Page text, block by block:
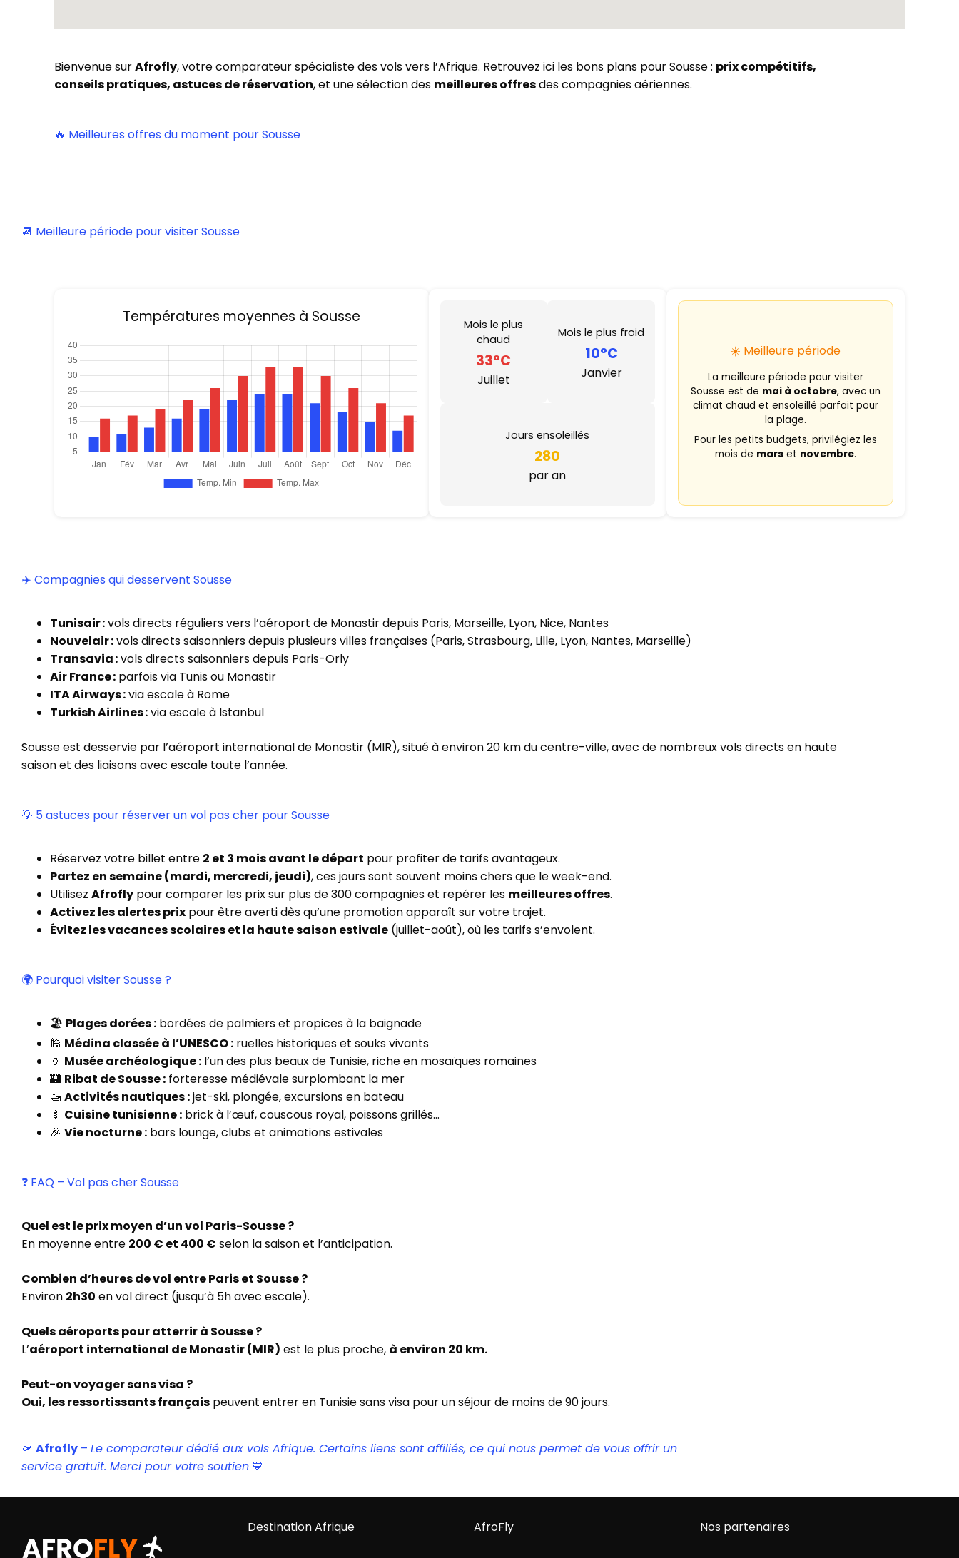
Bienvenue surAfrofly, votre comparateur spécialiste des vols vers l’Afrique. Retrouvez ici les bons plans pour Sousse : prix compétitifs,
conseils pratiques, astuces de réservation, et une sélection des meilleures offresdes compagnies aériennes.
🔥 Meilleures offres du moment pour Sousse
📆 Meilleure période pour visiter Sousse
Températures moyennes à Sousse
Mois le plus
chaud
33°C
Juillet
Mois le plus froid
10°C
Janvier
Jours ensoleillés
280
par an
☀️ Meilleure période
La meilleure période pour visiter
Sousse est de mai à octobre, avec un
climat chaud et ensoleillé parfait pour
la plage.
Pour les petits budgets, privilégiez les
mois de marset novembre.
✈️ Compagnies qui desservent Sousse
Tunisair :vols directs réguliers vers l’aéroport de Monastir depuis Paris, Marseille, Lyon, Nice, Nantes
Nouvelair :vols directs saisonniers depuis plusieurs villes françaises (Paris, Strasbourg, Lille, Lyon, Nantes, Marseille)
Transavia :vols directs saisonniers depuis Paris-Orly
Air France : parfois via Tunis ou Monastir
ITA Airways :via escale à Rome
Turkish Airlines :via escale à Istanbul
Sousse est desservie par l’aéroport international de Monastir (MIR), situé à environ 20 km du centre-ville, avec de nombreux vols directs en haute
saison et des liaisons avec escale toute l’année.
💡 5 astuces pour réserver un vol pas cher pour Sousse
Réservez votre billet entre 2 et 3 mois avant le départ pour profiter de tarifs avantageux.
Partez en semaine (mardi, mercredi, jeudi), ces jours sont souvent moins chers que le week-end.
Utilisez Afrofly pour comparer les prix sur plus de 300 compagnies et repérer les meilleures offres.
Activez les alertes prix pour être averti dès qu’une promotion apparaît sur votre trajet.
Évitez les vacances scolaires et la haute saison estivale (juillet-août), où les tarifs s’envolent.
🌍 Pourquoi visiter Sousse ?
🏖️ Plages dorées : bordées de palmiers et propices à la baignade
🕌 Médina classée à l’UNESCO : ruelles historiques et souks vivants
🏺 Musée archéologique : l’un des plus beaux de Tunisie, riche en mosaïques romaines
🏰 Ribat de Sousse : forteresse médiévale surplombant la mer
🚤 Activités nautiques :jet-ski, plongée, excursions en bateau
🍢 Cuisine tunisienne : brick à l’œuf, couscous royal, poissons grillés…
🎉 Vie nocturne : bars lounge, clubs et animations estivales
❓ FAQ – Vol pas cher Sousse
Quel est le prix moyen d’un vol Paris-Sousse ?
En moyenne entre 200 € et 400 € selon la saison et l’anticipation.
Combien d’heures de vol entre Paris et Sousse ?
Environ 2h30 en vol direct (jusqu’à 5h avec escale).
Quels aéroports pour atterrir à Sousse ?
L’aéroport international de Monastir (MIR) est le plus proche, à environ 20 km.
Peut-on voyager sans visa ?
Oui, les ressortissants français peuvent entrer en Tunisie sans visa pour un séjour de moins de 90 jours.
🛫 Afrofly – Le comparateur dédié aux vols Afrique. Certains liens sont affiliés, ce qui nous permet de vous offrir un
service gratuit. Merci pour votre soutien 💙
Destination Afrique AfroFly Nos partenaires